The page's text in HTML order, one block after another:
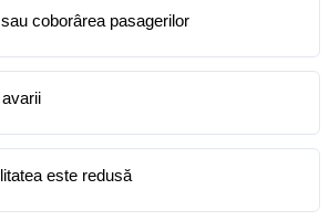
coborârea pasagerilor
este redusă